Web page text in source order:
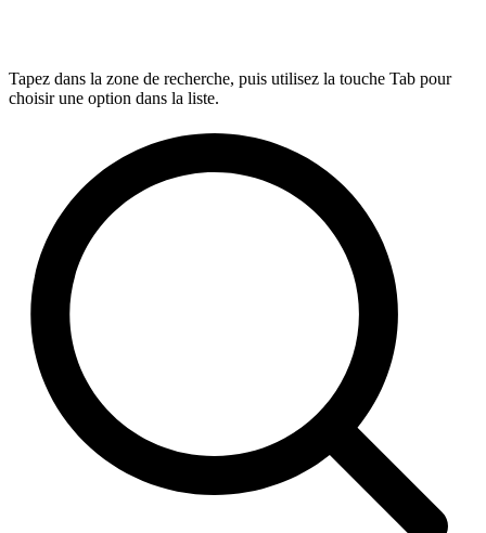
Tapez dans la zone de recherche, puis utilisez la touche Tab pour
choisir une option dans la liste.